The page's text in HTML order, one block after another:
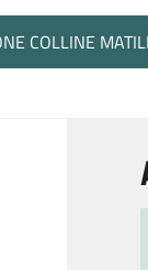
COLLINE